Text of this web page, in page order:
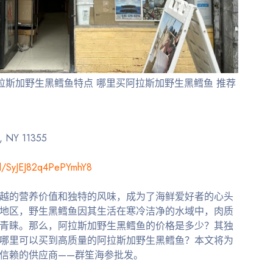
加野生黑鳕鱼特点 哪里买阿拉斯加野生黑鳕鱼 推荐
NY 11355
的营养价值和独特的风味，成为了海鲜爱好者的心头
区，野生黑鳕鱼因其生活在寒冷洁净的水域中，肉质
睐。那么，阿拉斯加野生黑鳕鱼的价格是多少？其独
里可以买到高质量的阿拉斯加野生黑鳕鱼？本文将为
赖的供应商——群笙海参批发。